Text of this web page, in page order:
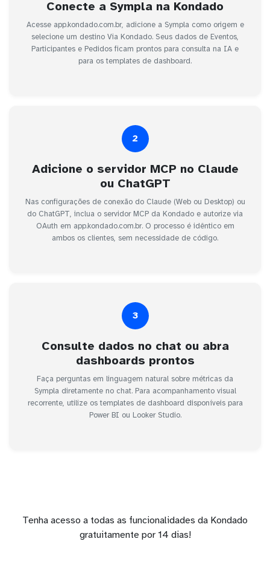
Conecte a Sympla na Kondado
Acesse app.kondado.com.br, adicione a Sympla como origem e
selecione um destino Via Kondado. Seus dados de Eventos,
Participantes e Pedidos ficam prontos para consulta na IA e
para os templates de dashboard.
2
Adicione o servidor MCP no Claude
ou ChatGPT
Nas configurações de conexão do Claude (Web ou Desktop) ou
do ChatGPT, inclua o servidor MCP da Kondado e autorize via
OAuth em app.kondado.com.br. O processo é idêntico em
ambos os clientes, sem necessidade de código.
3
Consulte dados no chat ou abra
dashboards prontos
Faça perguntas em linguagem natural sobre métricas da
Sympla diretamente no chat. Para acompanhamento visual
recorrente, utilize os templates de dashboard disponíveis para
Power BI ou Looker Studio.
Tenha acesso a todas as funcionalidades da Kondado
gratuitamente por 14 dias!